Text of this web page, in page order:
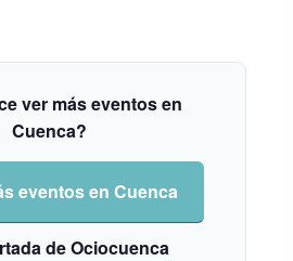
ver más eventos en
Cuenca?
eventos en Cuenca
de Ociocuenca